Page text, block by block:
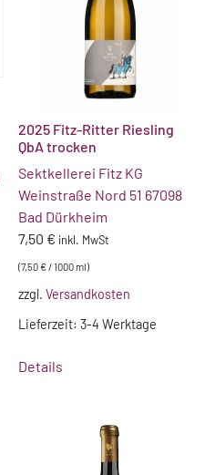
2025 Fitz-Ritter Riesling
QbA trocken
Sektkellerei Fitz KG
Weinstraße Nord 51 67098
Bad Dürkheim
7,50 € inkl. MwSt
(7,50€/1000ml)
zzgl.Versandkosten
Lieferzeit:3-4 Werktage
Details